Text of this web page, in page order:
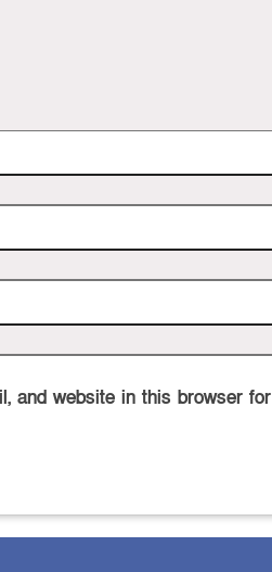
and website in this browser